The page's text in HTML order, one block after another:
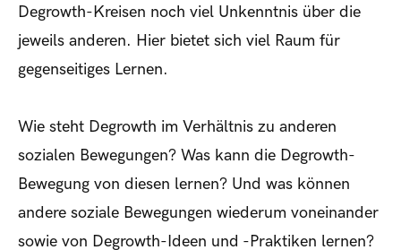
Degrowth-Kreisen noch viel Unkenntnis über die
jeweils anderen. Hier bietet sich viel Raum für
gegenseitiges Lernen.
Wie steht Degrowth im Verhältnis zu anderen
sozialen Bewegungen? Was kann die Degrowth-
Bewegung von diesen lernen? Und was können
andere soziale Bewegungen wiederum voneinander
sowie von Degrowth-Ideen und -Praktiken lernen?